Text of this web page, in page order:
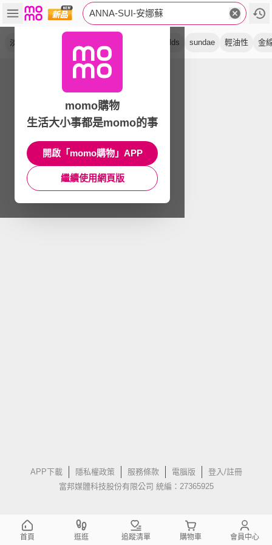
ANNA-SUI-安娜蘇
淡香水 fields sundae 輕油性 金
APP下載 隱私權政策 服務條款 電腦版
登入/註冊
富邦媒體科技股份有限公司 統編：27365925
momo購物
生活大小事都是momo的事
開啟「momo購物」APP
繼續使用網頁版
首頁 逛逛 追蹤清單 購物車 會員中心